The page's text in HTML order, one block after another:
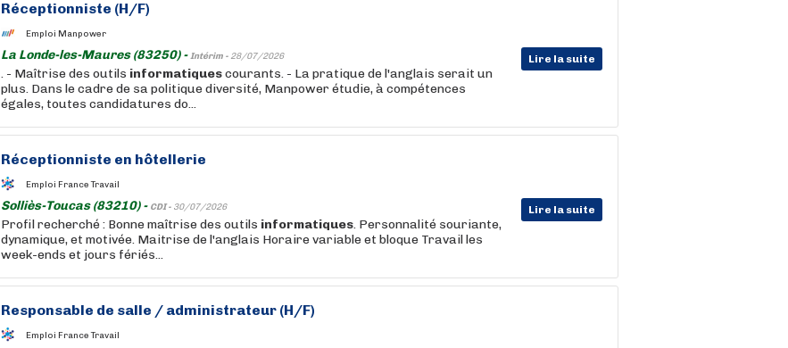
Réceptionniste (H/F)
Emploi Manpower
La Londe-les-Maures (83250) -Intérim - 28/07/2026 Lire la suite
. - Maîtrise des outils informatiquescourants. - La pratique de l'anglais serait un
plus. Dans le cadre de sa politique diversité, Manpower étudie, à compétences
égales, toutes candidatures do...
Réceptionniste en hôtellerie
Emploi France Travail
Solliès-Toucas (83210) - CDI - 30/07/2026 Lire la suite
Profil recherché : Bonne maîtrise des outils informatiques. Personnalité souriante,
dynamique, et motivée. Maitrise de l'anglais Horaire variable et bloque Travail les
week-ends et jours fériés...
Responsable de salle / administrateur (H/F)
Emploi France Travail